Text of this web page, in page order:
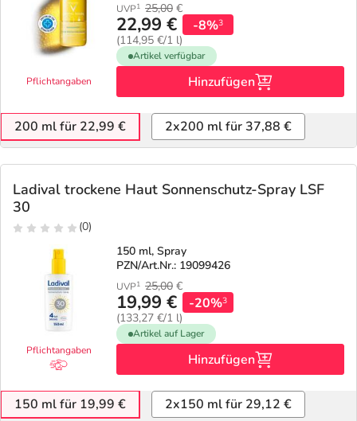
Pflichtangaben
UVP1 25,00 €
22,99 €
(114,95 €/1 l)
-8%3
Artikel verfügbar
Hinzufügen
200 ml für 22,99 € 2x200 ml für 37,88 €
Ladival trockene Haut Sonnenschutz-Spray LSF
30
(0)
Pflichtangaben
150 ml, Spray
PZN/Art.Nr.: 19099426
UVP1 25,00 €
19,99 €
(133,27 €/1 l)
-20%3
Artikel auf Lager
Hinzufügen
150 ml für 19,99 € 2x150 ml für 29,12 €